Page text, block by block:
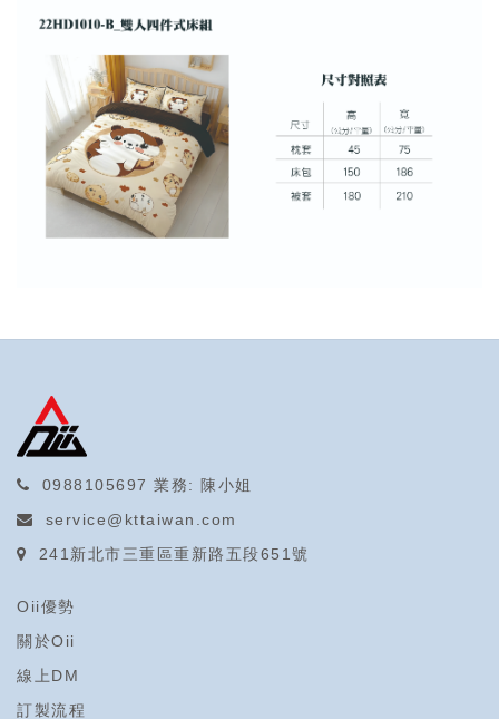
0988105697 業務: 陳小姐
service@kttaiwan.com
241新北市三重區重新路五段651號
Oii優勢
關於Oii
線上DM
訂製流程